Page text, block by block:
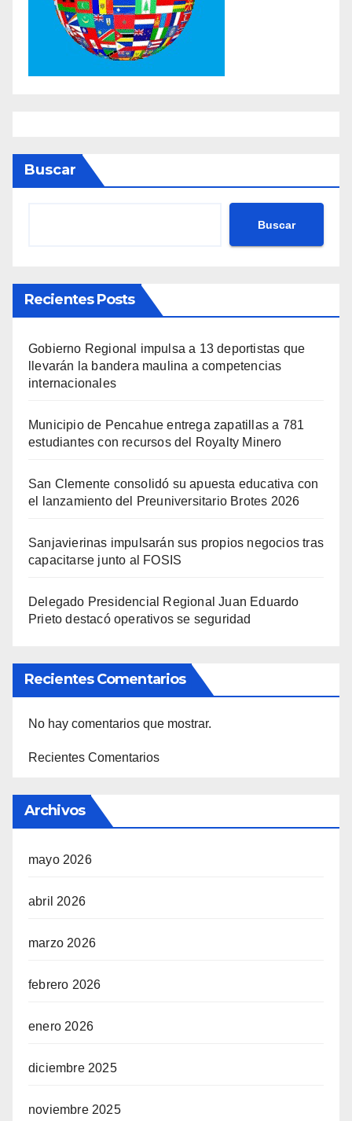
Buscar
Buscar
Recientes Posts
Gobierno Regional impulsa a 13 deportistas que
llevarán la bandera maulina a competencias
internacionales
Municipio de Pencahue entrega zapatillas a 781
estudiantes con recursos del Royalty Minero
San Clemente consolidó su apuesta educativa con
el lanzamiento del Preuniversitario Brotes 2026
Sanjavierinas impulsarán sus propios negocios tras
capacitarse junto al FOSIS
Delegado Presidencial Regional Juan Eduardo
Prieto destacó operativos se seguridad
Recientes Comentarios
No hay comentarios que mostrar.
Recientes Comentarios
Archivos
mayo 2026
abril 2026
marzo 2026
febrero 2026
enero 2026
diciembre 2025
noviembre 2025